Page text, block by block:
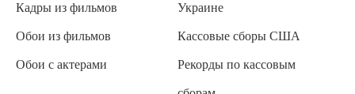
Кадры из фильмов
Обои из фильмов
Обои с актерами
Украине
Кассовые сборы США
Рекорды по кассовым